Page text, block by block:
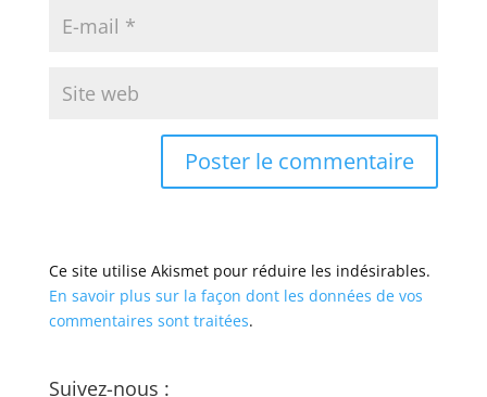
Ce site utilise Akismet pour réduire les indésirables.
En savoir plus sur la façon dont les données de vos
commentaires sont traitées.
Suivez-nous :